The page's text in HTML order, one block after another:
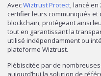
AvecWiztrust Protect, lancé
certifier leurs communiqués
blockchain, protégeant ainsi
tout en garantissant la
utilisé indépendamment ou
plateforme Wiztrust.
Plébiscitée par de
aujourd’hui la solution de